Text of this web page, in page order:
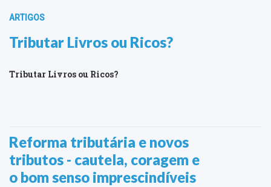
ARTIGOS
Tributar Livros ou Ricos?
Tributar Livros ou Ricos?
Reforma tributária e novos
tributos - cautela, coragem e
o bom senso imprescindíveis